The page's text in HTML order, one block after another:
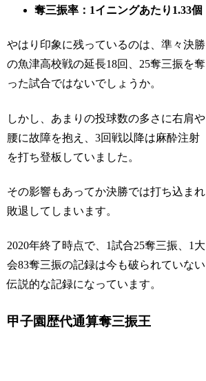
奪三振率：1イニングあたり1.33個
やはり印象に残っているのは、準々決勝
の魚津高校戦の延長18回、25奪三振を奪
った試合ではないでしょうか。
しかし、あまりの投球数の多さに右肩や
腰に故障を抱え、3回戦以降は麻酔注射
を打ち登板していました。
その影響もあってか決勝では打ち込まれ
敗退してしまいます。
2020年終了時点で、1試合25奪三振、1大
会83奪三振の記録は今も破られていない
伝説的な記録になっています。
甲子園歴代通算奪三振王